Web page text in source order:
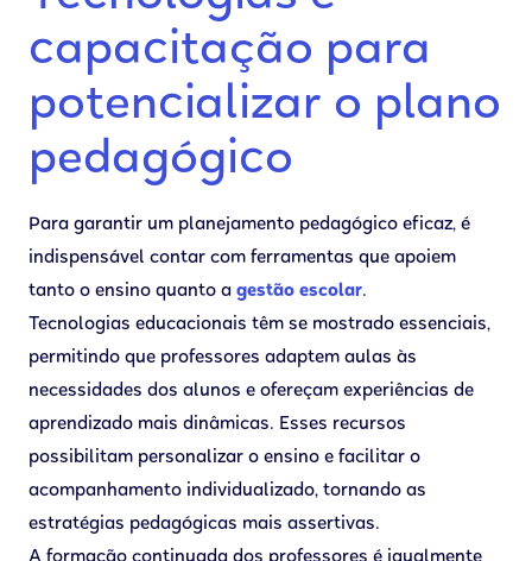
capacitação para
potencializar o plano
pedagógico
Para garantir um planejamento pedagógico eficaz, é
indispensável contar com ferramentas que apoiem
tanto o ensino quanto a gestão escolar.
Tecnologias educacionais têm se mostrado essenciais,
permitindo que professores adaptem aulas às
necessidades dos alunos e ofereçam experiências de
aprendizado mais dinâmicas. Esses recursos
possibilitam personalizar o ensino e facilitar o
acompanhamento individualizado, tornando as
estratégias pedagógicas mais assertivas.